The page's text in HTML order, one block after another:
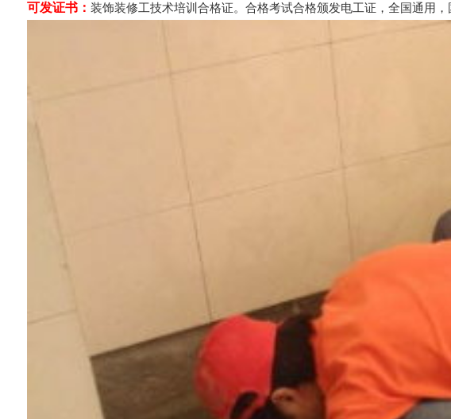
可发证书： 装饰装修工技术培训合格证。合格考试合格颁发电工证，全国通用，